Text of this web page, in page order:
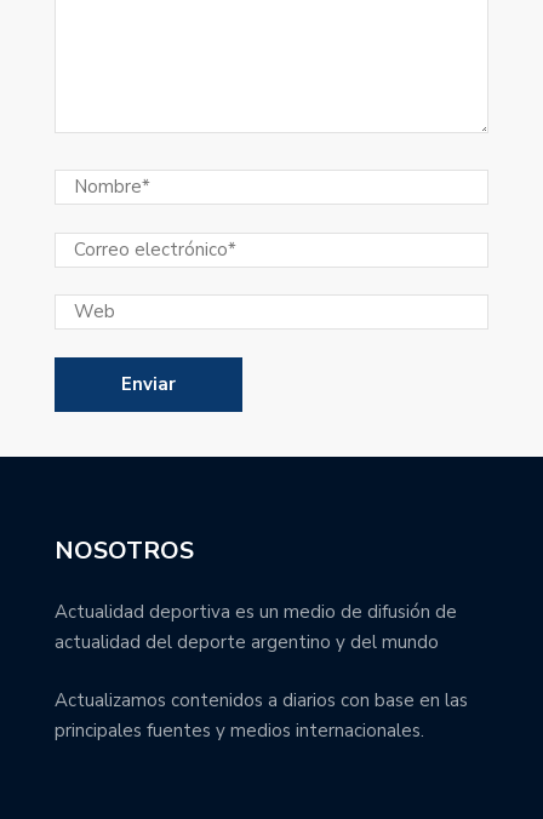
NOSOTROS
Actualidad deportiva es un medio de difusión de
actualidad del deporte argentino y del mundo
Actualizamos contenidos a diarios con base en las
principales fuentes y medios internacionales.